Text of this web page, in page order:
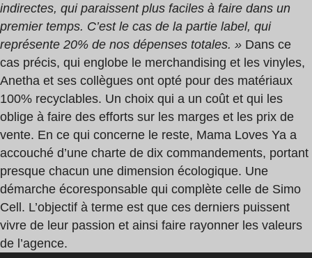
indirectes, qui paraissent plus faciles à faire dans un
premier temps. C’est le cas de la partie label, qui
représente 20% de nos dépenses totales. » Dans ce
cas précis, qui englobe le merchandising et les vinyles,
Anetha et ses collègues ont opté pour des matériaux
100% recyclables. Un choix qui a un coût et qui les
oblige à faire des efforts sur les marges et les prix de
vente. En ce qui concerne le reste, Mama Loves Ya a
accouché d’une charte de dix commandements, portant
presque chacun une dimension écologique. Une
démarche écoresponsable qui complète celle de Simo
Cell. L’objectif à terme est que ces derniers puissent
vivre de leur passion et ainsi faire rayonner les valeurs
de l’agence.